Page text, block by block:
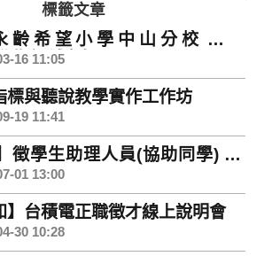
標籤文章
齡希望小學中山分校招募
期課輔老師
16 11:05
標與聽說教學實作工作坊
19 11:41
徵學生助理人員(協助同學) 自
至114.08.10(日)止
01 13:00
】台積電正職徵才線上說明會
30 10:28